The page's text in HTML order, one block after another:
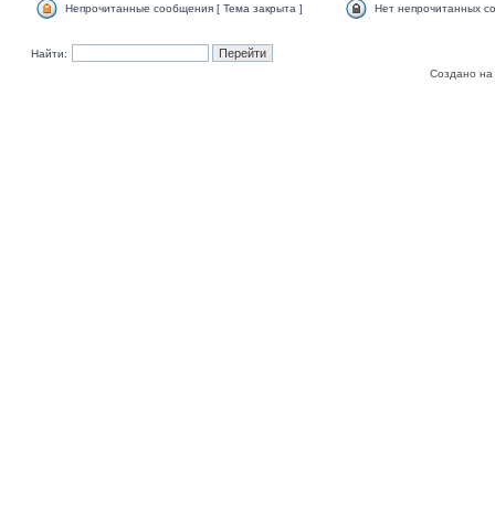
Непрочитанные сообщения [ Тема закрыта ] Нет непрочитанных
Найти:
Создано